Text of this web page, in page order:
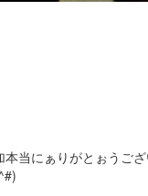
当にぁりがとぉうご